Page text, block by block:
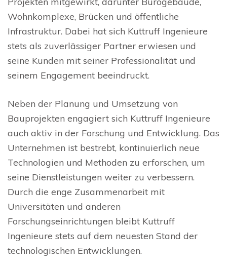
Wohnkomplexe, Brücken und öffentliche
Infrastruktur. Dabei hat sich Kuttruff Ingenieure
stets als zuverlässiger Partner erwiesen und
seine Kunden mit seiner Professionalität und
seinem Engagement beeindruckt.
Neben der Planung und Umsetzung von
Bauprojekten engagiert sich Kuttruff Ingenieure
auch aktiv in der Forschung und Entwicklung. Das
Unternehmen ist bestrebt, kontinuierlich neue
Technologien und Methoden zu erforschen, um
seine Dienstleistungen weiter zu verbessern.
Durch die enge Zusammenarbeit mit
Universitäten und anderen
Forschungseinrichtungen bleibt Kuttruff
Ingenieure stets auf dem neuesten Stand der
technologischen Entwicklungen.